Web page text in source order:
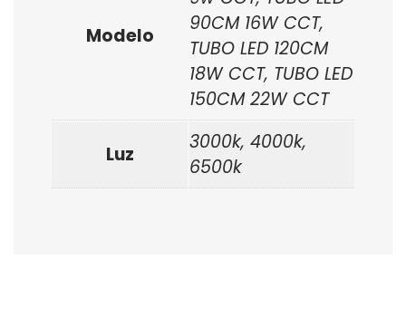
Modelo
90CM 16W CCT,
TUBO LED 120CM
18W CCT, TUBO LED
150CM 22W CCT
Luz
3000k, 4000k,
6500k